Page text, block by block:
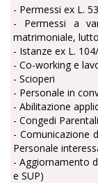
- Permessi ex L.
- Permessi a
matrimoniale,
- Istanze ex L.
- Co-working e
- Scioperi
- Personale in
- Abilitazione
- Congedi Parentali
- Comunicazione
Personale
- Aggiornamento
e SUP)